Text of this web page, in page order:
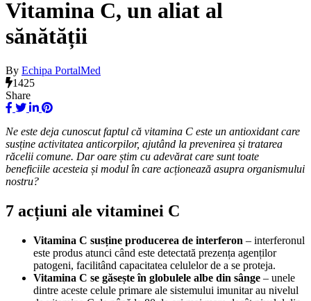
Vitamina C, un aliat al
sănătății
By Echipa PortalMed
1425
Share
Ne este deja cunoscut faptul că vitamina C este un antioxidant care
susține activitatea anticorpilor, ajutând la prevenirea și tratarea
răcelii comune. Dar oare știm cu adevărat care sunt toate
beneficiile acesteia și modul în care acționează asupra organismului
nostru?
7 acțiuni ale vitaminei C
Vitamina C susține producerea de interferon – interferonul
este produs atunci când este detectată prezența agenților
patogeni, facilitând capacitatea celulelor de a se proteja.
Vitamina C se găsește în globulele albe din sânge – unele
dintre aceste celule primare ale sistemului imunitar au nivelul